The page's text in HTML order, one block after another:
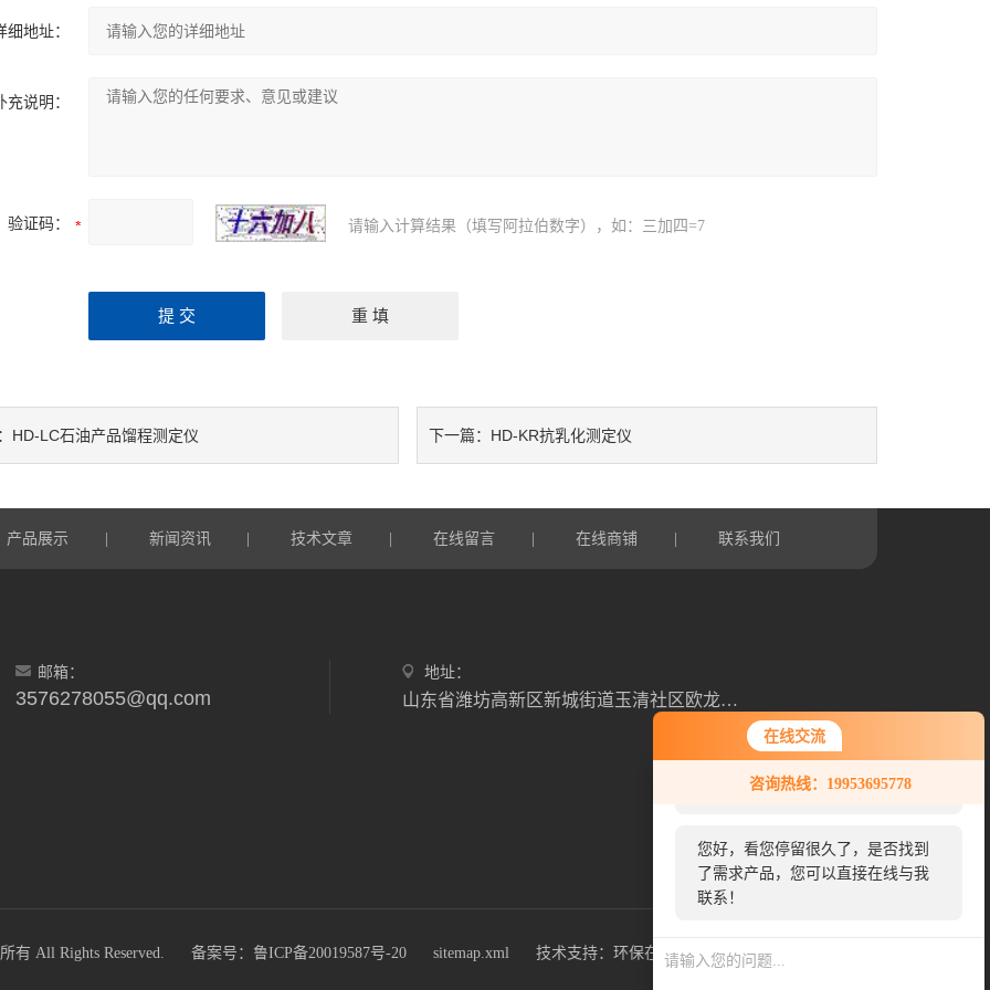
在线交流
咨询热线：19953695778
服务，请问您要咨询什么问题呢？
您好，看您停留很久了，是否找到
了需求产品，您可以直接在线与我
联系！
细地址：
充说明：
验证码： 请输入计算结果（填写阿拉伯数字），如：三加四=7
HD-LC石油产品馏程测定仪 下一篇： HD-KR抗乳化测定仪
产品展示 新闻资讯 技术文章 在线留言 在线商铺 联系我们
邮箱：
3576278055@qq.com
地址：
山东省潍坊高新区新城街道玉清社区欧龙科技园3号车间
扫一扫，关注我们
有 All Rights Reserved. 备案号：鲁ICP备20019587号-20 sitemap.xml 技术支持： 环保在线 管理登陆